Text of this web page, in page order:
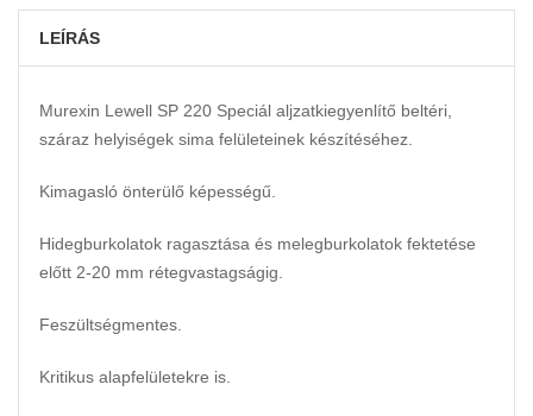
LEÍRÁS
Murexin Lewell SP 220 Speciál aljzatkiegyenlítő beltéri,
száraz helyiségek sima felületeinek készítéséhez.
Kimagasló önterülő képességű.
Hidegburkolatok ragasztása és melegburkolatok fektetése
előtt 2-20 mm rétegvastagságig.
Feszültségmentes.
Kritikus alapfelületekre is.